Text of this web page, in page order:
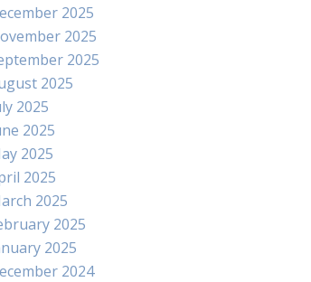
2025
2025
2025
2025
2025
2025
2025
2025
2025
2025
2025
2024